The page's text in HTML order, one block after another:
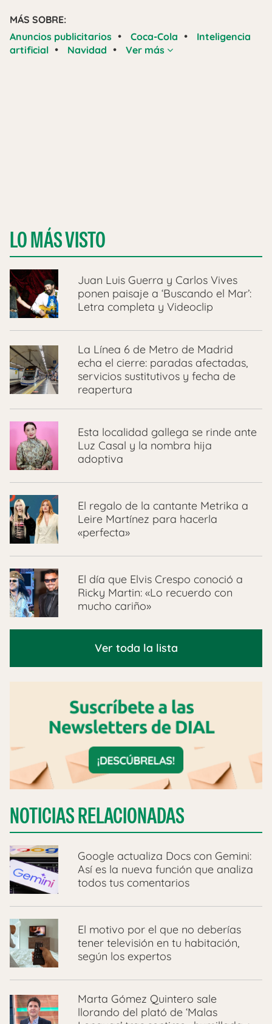
MÁS SOBRE:
Anuncios publicitarios • Coca-Cola •
Inteligencia
artificial • Navidad • Ver más
LO MÁS VISTO
Juan Luis Guerra y Carlos Vives
ponen paisaje a ‘Buscando el Mar’:
Letra completa y Videoclip
La Línea 6 de Metro de Madrid
echa el cierre: paradas afectadas,
servicios sustitutivos y fecha de
reapertura
Esta localidad gallega se rinde ante
Luz Casal y la nombra hija
adoptiva
El regalo de la cantante Metrika a
Leire Martínez para hacerla
«perfecta»
El día que Elvis Crespo conoció a
Ricky Martin: «Lo recuerdo con
mucho cariño»
Ver toda la lista
NOTICIAS RELACIONADAS
Google actualiza Docs con Gemini:
Así es la nueva función que analiza
todos tus comentarios
El motivo por el que no deberías
tener televisión en tu habitación,
según los expertos
Marta Gómez Quintero sale
llorando del plató de ‘Malas